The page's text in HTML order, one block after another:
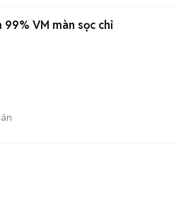
99% VM màn sọc chỉ